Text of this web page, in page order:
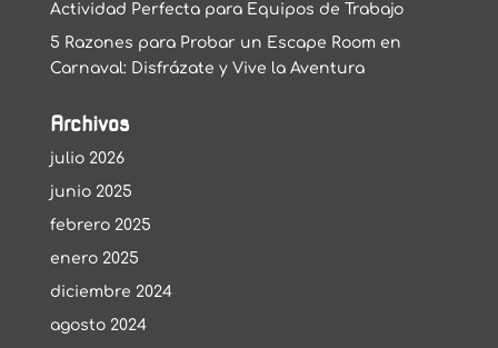
Actividad Perfecta para Equipos de Trabajo
5 Razones para Probar un Escape Room en
Carnaval: Disfrázate y Vive la Aventura
Archivos
julio 2026
junio 2025
febrero 2025
enero 2025
diciembre 2024
agosto 2024